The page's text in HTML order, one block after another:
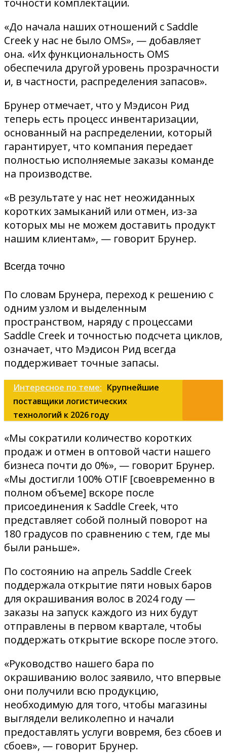
«До начала наших отношений с Saddle
Creek у нас не было OMS», — добавляет
она. «Их функциональность OMS
обеспечила другой уровень прозрачности
и, в частности, распределения запасов».
Брунер отмечает, что у Мэдисон Рид
теперь есть процесс инвентаризации,
основанный на распределении, который
гарантирует, что компания передает
полностью исполняемые заказы команде
на производстве.
«В результате у нас нет неожиданных
коротких замыканий или отмен, из-за
которых мы не можем доставить продукт
нашим клиентам», — говорит Брунер.
Всегда точно
По словам Брунера, переход к решению с
одним узлом и выделенным
пространством, наряду с процессами
Saddle Creek и точностью подсчета циклов,
означает, что Мэдисон Рид всегда
поддерживает точные запасы.
Интересное по теме: Крупнейшие
поставщики логистических
технологий к 2026 году
«Мы сократили количество коротких
продаж и отмен в оптовой части нашего
бизнеса почти до 0%», — говорит Брунер.
«Мы достигли 100% OTIF [своевременно в
полном объеме] вскоре после
присоединения к Saddle Creek, что
представляет собой полный поворот на
180 градусов по сравнению с тем, где мы
были раньше».
По состоянию на апрель Saddle Creek
поддержала открытие пяти новых баров
для окрашивания волос в 2024 году —
заказы на запуск каждого из них будут
отправлены в первом квартале, чтобы
поддержать открытие вскоре после этого.
«Руководство нашего бара по
окрашиванию волос заявило, что впервые
они получили всю продукцию,
необходимую для того, чтобы магазины
выглядели великолепно и начали
предоставлять услуги вовремя, без сбоев и
сбоев», — говорит Брунер.